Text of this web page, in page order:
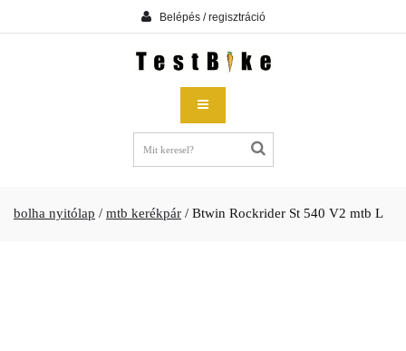
Belépés / regisztráció
bolha nyitólap / mtb kerékpár / Btwin Rockrider St 540 V2 mtb L